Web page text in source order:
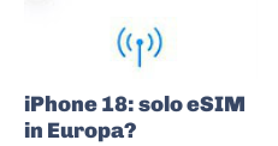
iPhone 18: solo eSIM
in Europa?